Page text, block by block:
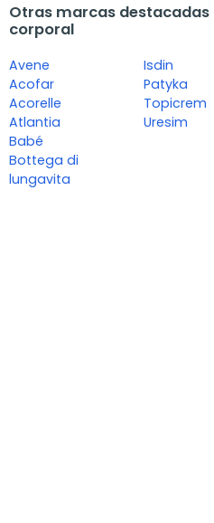
Otras marcas destacadas
corporal
Avene
Acofar
Acorelle
Atlantia
Babé
Bottega di
lungavita
Isdin
Patyka
Topicrem
Uresim